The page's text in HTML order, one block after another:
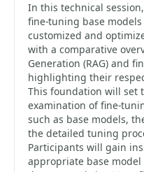
In this technical
fine-tuning base
customized and
with a comparative
Generation (RAG) and
highlighting their
This foundation will set
examination of fine-
such as base models,
the detailed tuning
Participants will gain
appropriate base